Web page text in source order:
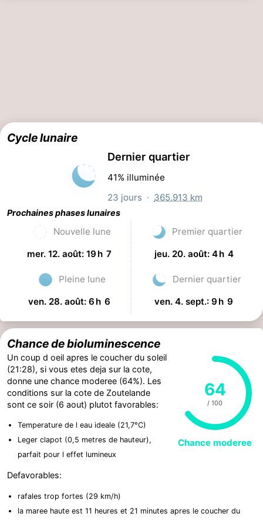
Cycle lunaire
Dernier quartier
41% illuminée
23 jours · 365.913 km
Prochaines phases lunaires
Nouvelle lune
mer. 12. août: 19 h 7
Premier quartier
jeu. 20. août: 4 h 4
Pleine lune
ven. 28. août: 6 h 6
Dernier quartier
ven. 4. sept.: 9 h 9
Chance de bioluminescence
64
/ 100
Chance moderee
Un coup d oeil apres le coucher du soleil
(21:28), si vous etes deja sur la cote,
donne une chance moderee (64%). Les
conditions sur la cote de Zoutelande
sont ce soir (6 aout) plutot favorables:
Temperature de l eau ideale (21,7°C)
Leger clapot (0,5 metres de hauteur),
parfait pour l effet lumineux
Defavorables:
rafales trop fortes (29 km/h)
la maree haute est 11 heures et 21 minutes apres le coucher du